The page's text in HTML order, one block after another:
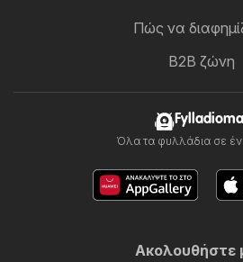
Πώς να
B2B ζώνη
Όλα τα φυλλάδια σε
Ακολουθήστε